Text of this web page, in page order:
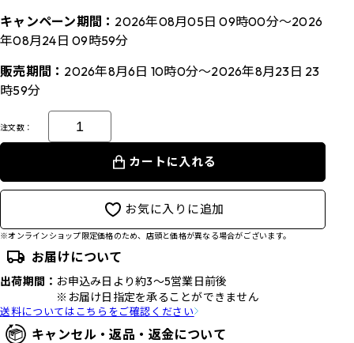
キャンペーン期間： 2026年08月05日 09時00分～2026
年08月24日 09時59分
販売期間： 2026年8月6日 10時0分～2026年8月23日 23
時59分
注文数：
カートに入れる
お気に入りに追加
※オンラインショップ限定価格のため、店頭と価格が異なる場合がございます。
お届けについて
出荷期間： お申込み日より約3～5営業日前後
※お届け日指定を承ることができません
送料についてはこちらをご確認ください
キャンセル・返品・返金について